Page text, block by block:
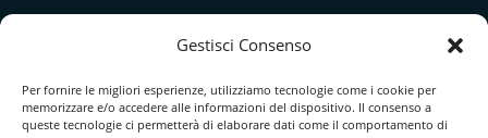
Gestisci Consenso
Per fornire le migliori esperienze, utilizziamo tecnologie come i cookie per
memorizzare e/o accedere alle informazioni del dispositivo. Il consenso a
queste tecnologie ci permetterà di elaborare dati come il comportamento di
Chi Siamo